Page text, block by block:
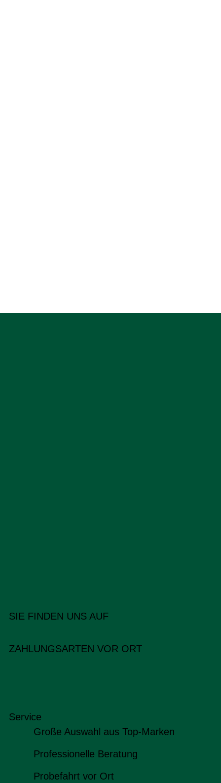
SIE FINDEN UNS AUF
ZAHLUNGSARTEN VOR ORT
Service
Große Auswahl aus Top-Marken
Professionelle Beratung
Probefahrt vor Ort